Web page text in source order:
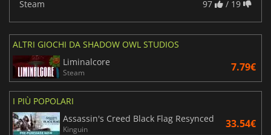
Steam
97 / 19
ALTRI GIOCHI DA SHADOW OWL STUDIOS
Liminalcore
Steam 7.79€
I PIÙ POPOLARI
Assassin's Creed Black Flag Resynced
Kinguin 33.54€